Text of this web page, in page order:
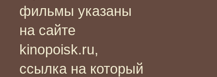
фильмы указаны
на сайте
kinopoisk.ru,
ссылка на который